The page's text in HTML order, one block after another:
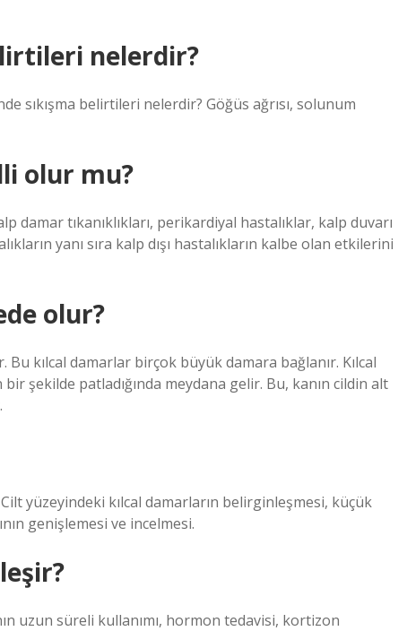
nelerdir?
sıkışma belirtileri nelerdir? Göğüs ağrısı, solunum
olur mu?
damar tıkanıklıkları, perikardiyal hastalıklar, kalp duvarı
yanı sıra kalp dışı hastalıkların kalbe olan etkilerini
olur?
kılcal damarlar birçok büyük damara bağlanır. Kılcal
şekilde patladığında meydana gelir. Bu, kanın cildin alt
yüzeyindeki kılcal damarların belirginleşmesi, küçük
genişlemesi ve incelmesi.
uzun süreli kullanımı, hormon tedavisi, kortizon